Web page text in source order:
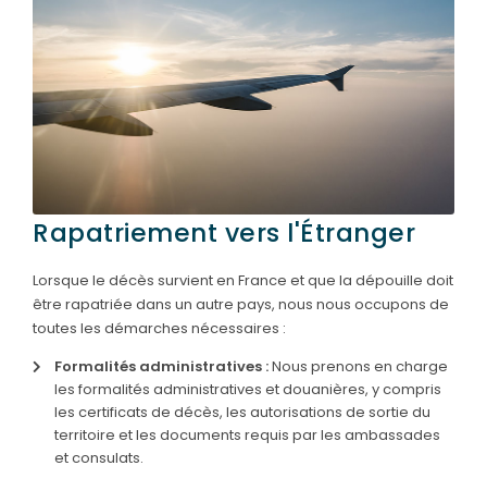
PRÉVOIR SES OBSÈQUES
SERVICES & ARTICLES
Entretien de sépulture
Livraison de plaques
Nos capitons funéraires
Nos fleurs naturelles
Nos urnes funéraires
Rapatriement
Services aux familles
NOTRE AGENCE
Rapatriement vers l'Étranger
Lorsque le décès survient en France et que la dépouille doit
être rapatriée dans un autre pays, nous nous occupons de
toutes les démarches nécessaires :
Formalités administratives :Nous prenons en charge
les formalités administratives et douanières, y compris
les certificats de décès, les autorisations de sortie du
territoire et les documents requis par les ambassades
et consulats.